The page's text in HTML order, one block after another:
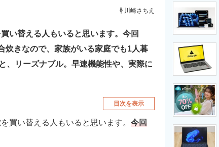
エネルギーの専門メディア
川崎さちえ
い替える人もいると思います。今回
炊きなので、家族がいる家庭でも1人暮
、リーズナブル。早速機能性や、実際に
目次を表示
買い替える人もいると思います。 今回